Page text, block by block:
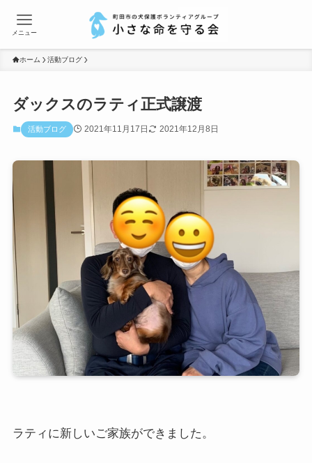
メニュー
ホーム 活動ブログ
ダックスのラティ正式譲渡
活動ブログ 2021年11月17日 2021年12月8日
ラティに新しいご家族ができました。